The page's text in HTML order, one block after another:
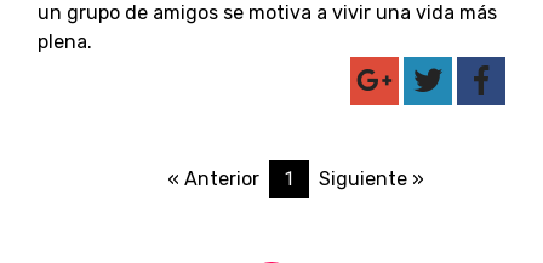
un grupo de amigos se motiva a vivir una vida más
plena.
« Anterior 1 Siguiente »